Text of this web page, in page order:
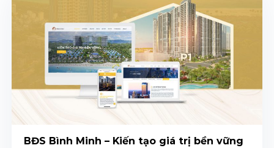
BĐS Bình Minh – Kiến tạo giá trị bền vững